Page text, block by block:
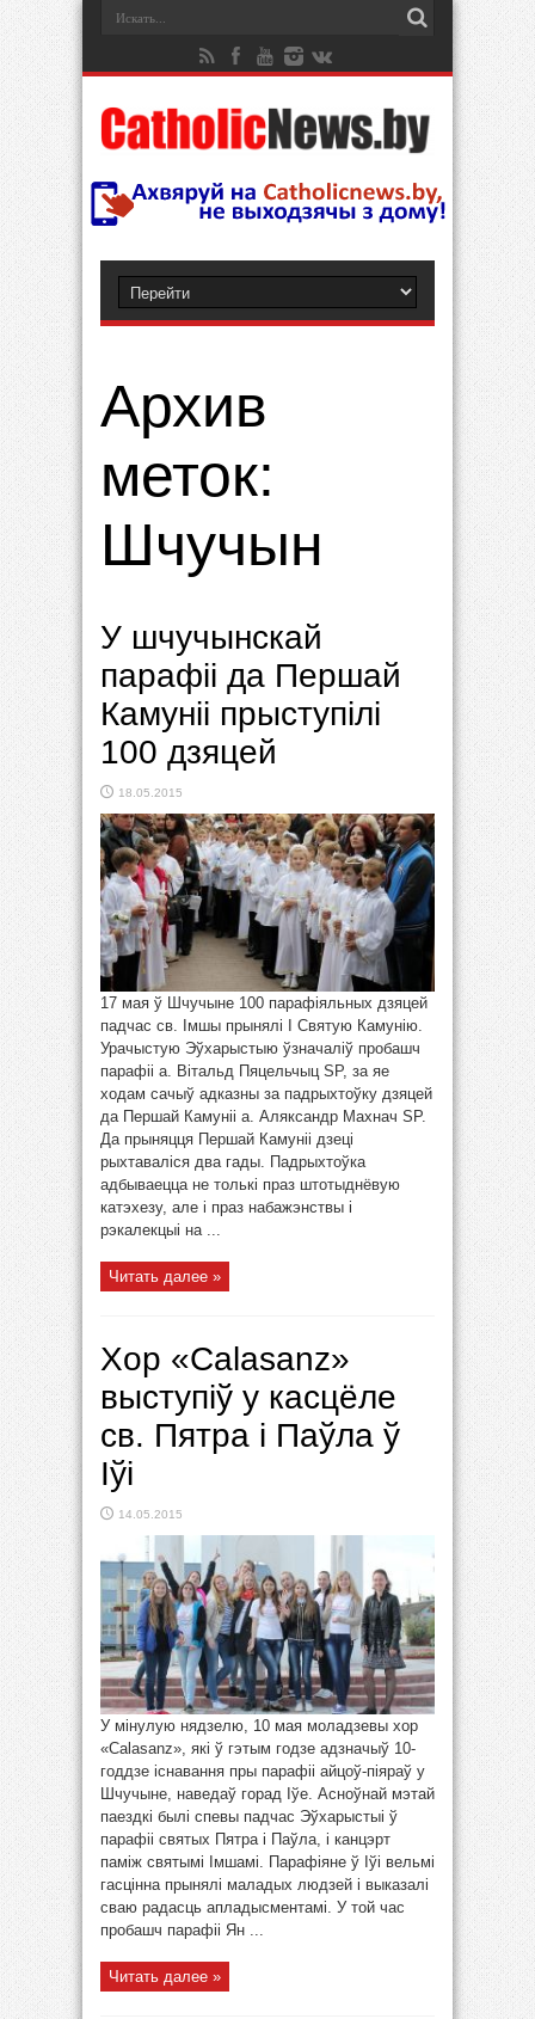
Архив
меток:
Шчучын
У шчучынскай
парафіі да Першай
Камуніі прыступілі
100 дзяцей
18.05.2015
17 мая ў Шчучыне 100 парафіяльных дзяцей
падчас св. Імшы прынялі І Святую Камунію.
Урачыстую Эўхарыстыю ўзначаліў пробашч
парафіі а. Вітальд Пяцельчыц SP, за яе
ходам сачыў адказны за падрыхтоўку дзяцей
да Першай Камуніі а. Аляксандр Махнач SP.
Да прыняцця Першай Камуніі дзеці
рыхтаваліся два гады. Падрыхтоўка
адбываецца не толькі праз штотыднёвую
катэхезу, але і праз набажэнствы і
рэкалекцыі на ...
Читать далее »
Хор «Calasanz»
выступіў у касцёле
св. Пятра і Паўла ў
Іўі
14.05.2015
У мінулую нядзелю, 10 мая моладзевы хор
«Calasanz», які ў гэтым годзе адзначыў 10-
годдзе існавання пры парафіі айцоў-піяраў у
Шчучыне, наведаў горад Іўе. Асноўнай мэтай
паездкі былі спевы падчас Эўхарыстыі ў
парафіі святых Пятра і Паўла, і канцэрт
паміж святымі Імшамі. Парафіяне ў Іўі вельмі
гасцінна прынялі маладых людзей і выказалі
сваю радасць апладысментамі. У той час
пробашч парафіі Ян ...
Читать далее »